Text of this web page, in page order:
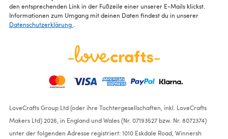
den entsprechenden Link in der Fußzeile einer unserer E-Mails klickst.
Informationen zum Umgang mit deinen Daten findest du in unserer
Datenschutzerklärung
LoveCrafts Group Ltd (oder ihre Tochtergesellschaften, inkl. LoveCrafts
Makers Ltd) 2026, in England und Wales (Nr. 07193527 bzw. Nr. 8072374)
unter der folgenden Adresse registriert: 1010 Eskdale Road, Winnersh